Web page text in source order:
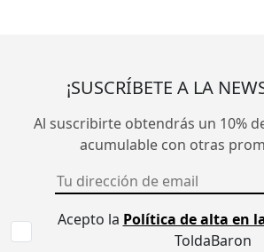
¡SUSCRÍBETE A LA
Al suscribirte obtendrás un 10%
acumulable con otras
Acepto la Política de alta en
ToldaBaron